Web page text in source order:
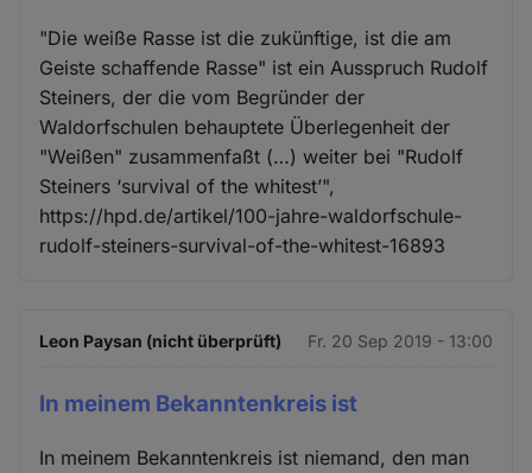
"Die weiße Rasse ist die zukünftige, ist die am
Geiste schaffende Rasse" ist ein Ausspruch Rudolf
Steiners, der die vom Begründer der
Waldorfschulen behauptete Überlegenheit der
"Weißen" zusammenfaßt (…) weiter bei "Rudolf
Steiners ‘survival of the whitest’",
https://hpd.de/artikel/100-jahre-waldorfschule-
rudolf-steiners-survival-of-the-whitest-16893
Leon Paysan (nicht überprüft) Fr. 20 Sep 2019 - 13:00
In meinem Bekanntenkreis ist
In meinem Bekanntenkreis ist niemand, den man